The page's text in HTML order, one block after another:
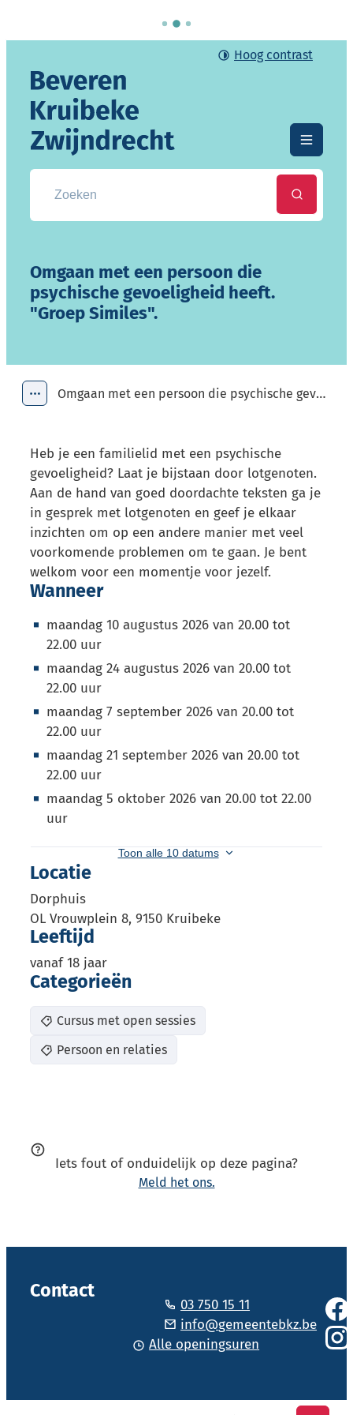
Hoog contrast
Gemeente Beveren-Kruibeke-Zwijndrecht
Zoeken
Menu
Omgaan met een persoon die
psychische gevoeligheid heeft.
"Groep Similes".
Toon alle broodkruimel items
Omgaan met een persoon die psychische gevoeligheid heeft. "Groep Similes".
Heb je een familielid met een psychische
gevoeligheid? Laat je bijstaan door lotgenoten.
Aan de hand van goed doordachte teksten ga je
in gesprek met lotgenoten en geef je elkaar
inzichten om op een andere manier met veel
voorkomende problemen om te gaan. Je bent
welkom voor een momentje voor jezelf.
Wanneer
maandag 10 augustus 2026 van 20.00 tot
22.00 uur
maandag 24 augustus 2026 van 20.00 tot
22.00 uur
maandag 7 september 2026 van 20.00 tot
22.00 uur
maandag 21 september 2026 van 20.00 tot
22.00 uur
maandag 5 oktober 2026 van 20.00 tot 22.00
uur
Toon alle 10 datums
Locatie
Dorphuis
OL Vrouwplein 8, 9150 Kruibeke
Leeftijd
vanaf 18 jaar
Categorieën
Cursus met open sessies
Persoon en relaties
Iets fout of onduidelijk op deze pagina?
Meld het ons.
Contact
03 750 15 11
E-mail
info@gemeentebkz.be
Alle openingsuren